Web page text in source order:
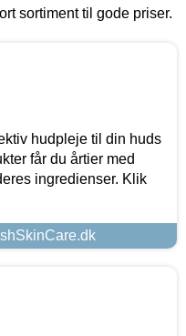
sortiment til gode priser.
hudpleje til din huds
får du årtier med
ingredienser. Klik